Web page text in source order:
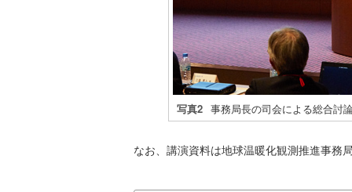
写真2 事務局長の司会による総合討
なお、講演資料は地球温暖化観測推進事務